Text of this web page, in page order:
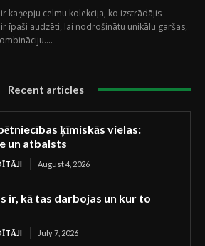
kaņepju celmu kolekcija, ko izstrādājis
īpaši audzēti, lai nodrošinātu unikālu garšas,
Recent articles
ķīmiskās vielas:
un atbalsts
August 4, 2026
ir, kā tas darbojas un kur to
July 7, 2026